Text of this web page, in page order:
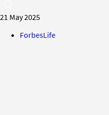
21 May 2025
ForbesLife